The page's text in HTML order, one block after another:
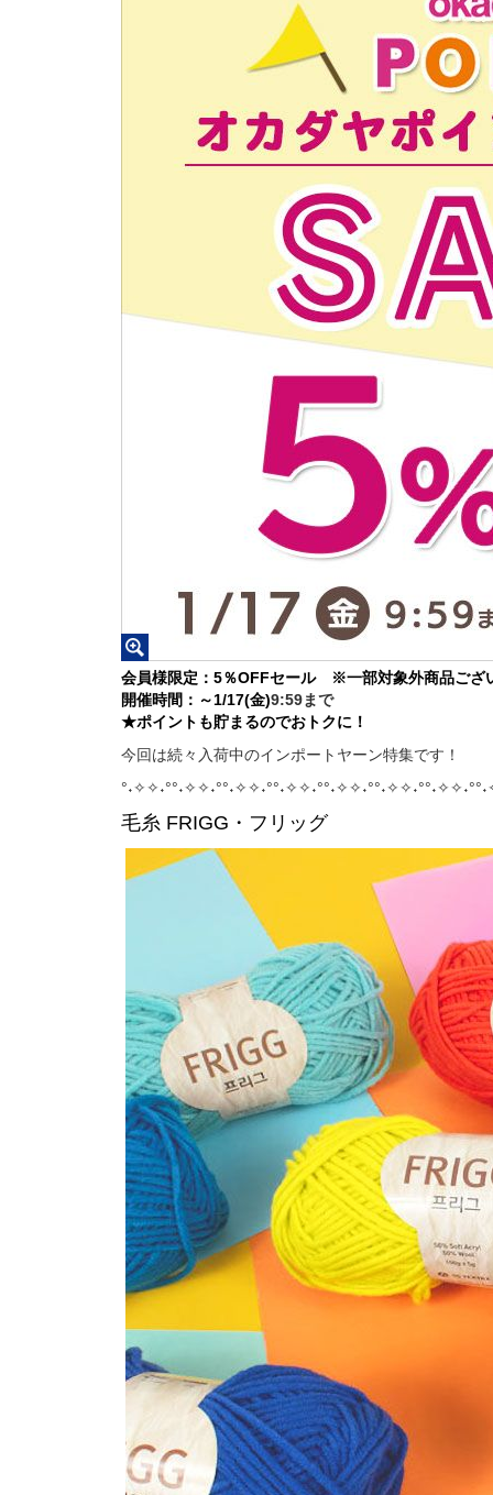
会員様限定：5％OFFセール ※一部対象外商品ござ
開催時間：～1/17(金)9:59まで
★ポイントも貯まるのでおトクに！
今回は続々入荷中のインポートヤーン特集です！
毛糸 FRIGG・フリッグ